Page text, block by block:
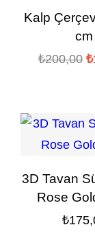
Kalp
cm
₺200,00 ₺
3D Tavan
Rose
₺